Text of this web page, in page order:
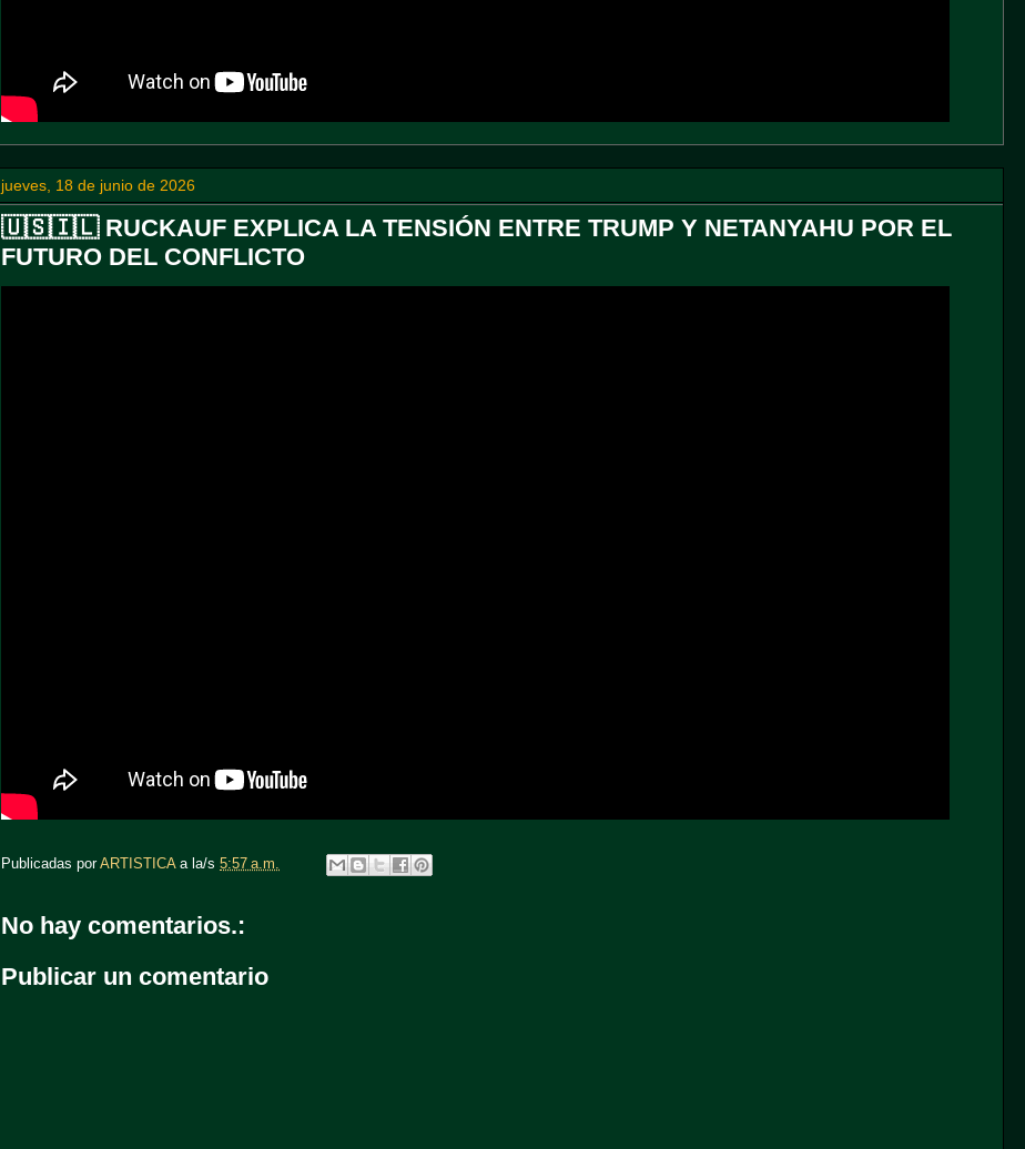
jueves, 18 de junio de 2026
🇺🇸🇮🇱 RUCKAUF EXPLICA LA TENSIÓN ENTRE TRUMP Y NETANYAHU POR EL
FUTURO DEL CONFLICTO
Publicadas porARTISTICA a la/s 5:57 a.m.
No hay comentarios.:
Publicar un comentario